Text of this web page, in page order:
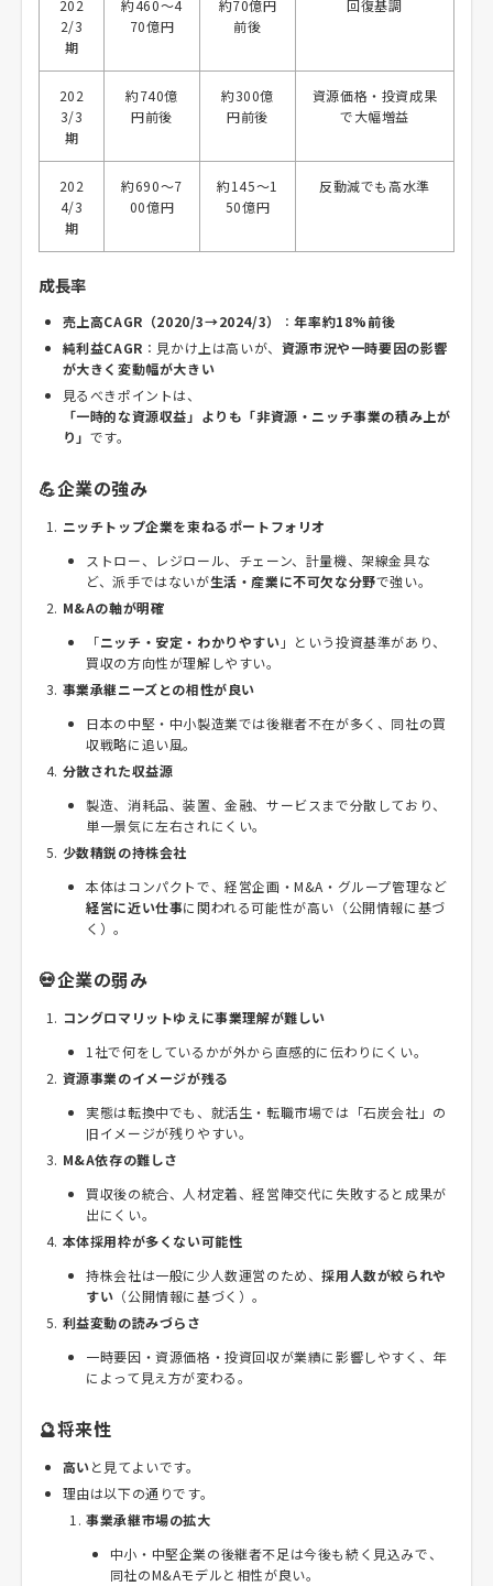
202
2/3
期
約460～4
70億円
約70億円
前後
回復基調
202
3/3
期
約740億
円前後
約300億
円前後
資源価格・投資成果
で大幅増益
202
4/3
期
約690～7
00億円
約145～1
50億円
反動減でも高水準
成長率
売上高CAGR（2020/3→2024/3） ：年率約18%前後
純利益CAGR ：見かけ上は高いが、 資源市況や一時要因の影響
が大きく変動幅が大きい
見るべきポイントは、
「一時的な資源収益」よりも「非資源・ニッチ事業の積み上が
り」 です。
💪企業の強み
ニッチトップ企業を束ねるポートフォリオ
ストロー、レジロール、チェーン、計量機、架線金具な
ど、派手ではないが生活・産業に不可欠な分野で強い。
M&Aの軸が明確
「ニッチ・安定・わかりやすい 」という投資基準があり、
買収の方向性が理解しやすい。
事業承継ニーズとの相性が良い
日本の中堅・中小製造業では後継者不在が多く、同社の買
収戦略に追い風。
分散された収益源
製造、消耗品、装置、金融、サービスまで分散しており、
単一景気に左右されにくい。
少数精鋭の持株会社
本体はコンパクトで、経営企画・M&A・グループ管理など
経営に近い仕事に関われる可能性が高い（公開情報に基づ
く）。
💀企業の弱み
コングロマリットゆえに事業理解が難しい
1社で何をしているかが外から直感的に伝わりにくい。
資源事業のイメージが残る
実態は転換中でも、就活生・転職市場では「石炭会社」の
旧イメージが残りやすい。
M&A依存の難しさ
買収後の統合、人材定着、経営陣交代に失敗すると成果が
出にくい。
本体採用枠が多くない可能性
持株会社は一般に少人数運営のため、採用人数が絞られや
すい （公開情報に基づく）。
利益変動の読みづらさ
一時要因・資源価格・投資回収が業績に影響しやすく、年
によって見え方が変わる。
🔮将来性
高いと見てよいです。
理由は以下の通りです。
事業承継市場の拡大
中小・中堅企業の後継者不足は今後も続く見込みで、
同社のM&Aモデルと相性が良い。